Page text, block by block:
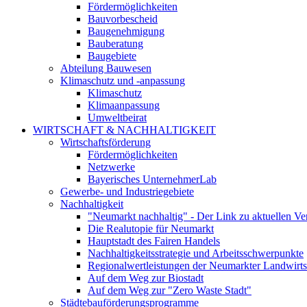
Fördermöglichkeiten
Bauvorbescheid
Baugenehmigung
Bauberatung
Baugebiete
Abteilung Bauwesen
Klimaschutz und -anpassung
Klimaschutz
Klimaanpassung
Umweltbeirat
WIRTSCHAFT & NACHHALTIGKEIT
Wirtschaftsförderung
Fördermöglichkeiten
Netzwerke
Bayerisches UnternehmerLab
Gewerbe- und Industriegebiete
Nachhaltigkeit
"Neumarkt nachhaltig" - Der Link zu aktuellen
Die Realutopie für Neumarkt
Hauptstadt des Fairen Handels
Nachhaltigkeitsstrategie und Arbeitsschwerpunkte
Regionalwertleistungen der Neumarkter
Auf dem Weg zur Biostadt
Auf dem Weg zur "Zero Waste Stadt"
Städtebauförderungsprogramme